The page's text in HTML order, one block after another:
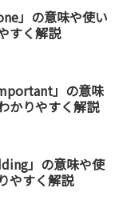
」の意味や使い
すく解説
」の意味
かりやすく解説
」の意味や使
やすく解説